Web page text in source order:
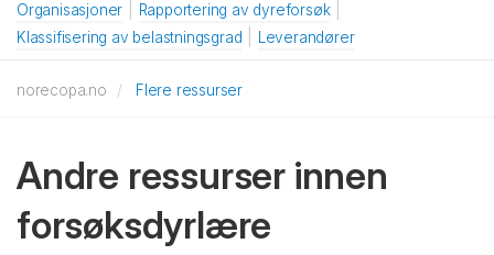
Organisasjoner
Rapportering av dyreforsøk
Klassifisering av belastningsgrad
Leverandører
norecopa.no Flere ressurser
Andre ressurser innen
forsøksdyrlære